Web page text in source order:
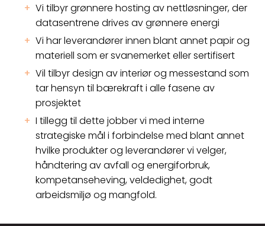
Vi tilbyr grønnere hosting av nettløsninger, der
datasentrene drives av grønnere energi
Vi har leverandører innen blant annet papir og
materiell som er svanemerket eller sertifisert
Vil tilbyr design av interiør og messestand som
tar hensyn til bærekraft i alle fasene av
prosjektet
I tillegg til dette jobber vi med interne
strategiske mål i forbindelse med blant annet
hvilke produkter og leverandører vi velger,
håndtering av avfall og energiforbruk,
kompetanseheving, veldedighet, godt
arbeidsmiljø og mangfold.